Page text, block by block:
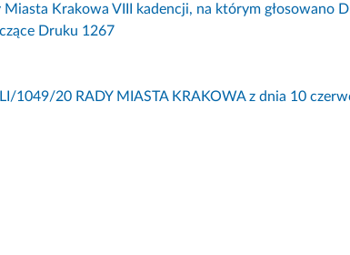
Miasta Krakowa VIII kadencji, na którym głosowano
Druku 1267
1049/20 RADY MIASTA KRAKOWA z dnia 10